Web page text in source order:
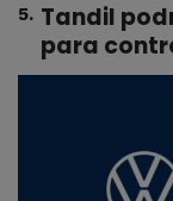
5. Tandil
para